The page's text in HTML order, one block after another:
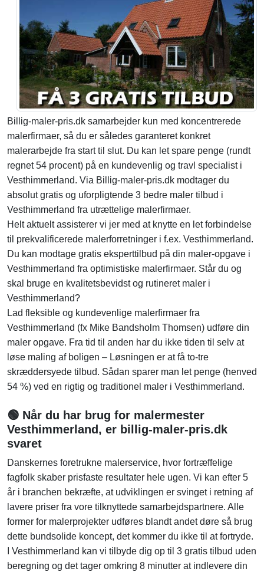
Billig-maler-pris.dk samarbejder kun med koncentrerede
malerfirmaer, så du er således garanteret konkret
malerarbejde fra start til slut. Du kan let spare penge (rundt
regnet 54 procent) på en kundevenlig og travl specialist i
Vesthimmerland. Via Billig-maler-pris.dk modtager du
absolut gratis og uforpligtende 3 bedre maler tilbud i
Vesthimmerland fra utrættelige malerfirmaer.
Helt aktuelt assisterer vi jer med at knytte en let forbindelse
til prekvalificerede malerforretninger i f.ex. Vesthimmerland.
Du kan modtage gratis eksperttilbud på din maler-opgave i
Vesthimmerland fra optimistiske malerfirmaer. Står du og
skal bruge en kvalitetsbevidst og rutineret maler i
Vesthimmerland?
Lad fleksible og kundevenlige malerfirmaer fra
Vesthimmerland (fx Mike Bandsholm Thomsen) udføre din
maler opgave. Fra tid til anden har du ikke tiden til selv at
løse maling af boligen – Løsningen er at få to-tre
skræddersyede tilbud. Sådan sparer man let penge (henved
54 %) ved en rigtig og traditionel maler i Vesthimmerland.
🟢 Når du har brug for malermester
Vesthimmerland, er billig-maler-pris.dk
svaret
Danskernes foretrukne malerservice, hvor fortræffelige
fagfolk skaber prisfaste resultater hele ugen. Vi kan efter 5
år i branchen bekræfte, at udviklingen er svinget i retning af
lavere priser fra vore tilknyttede samarbejdspartnere. Alle
former for malerprojekter udføres blandt andet døre så brug
dette bundsolide koncept, det kommer du ikke til at fortryde.
I Vesthimmerland kan vi tilbyde dig op til 3 gratis tilbud uden
beregning og det tager omkring 8 minutter at indlevere din